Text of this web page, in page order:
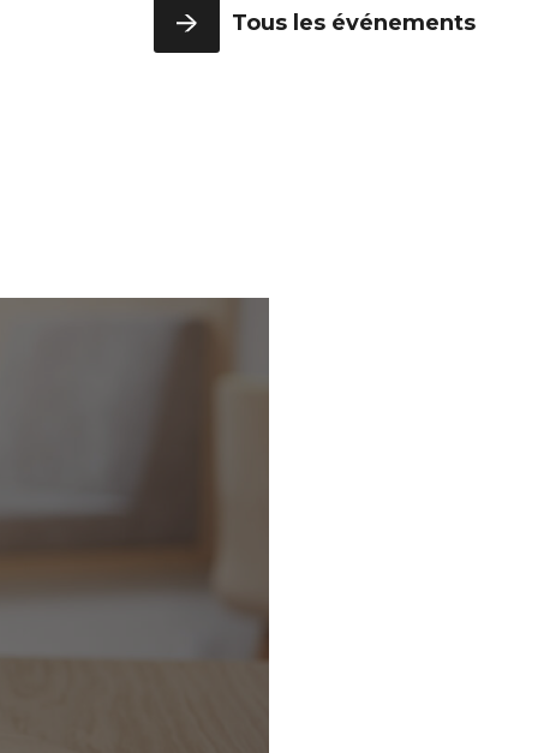
Tous les événements